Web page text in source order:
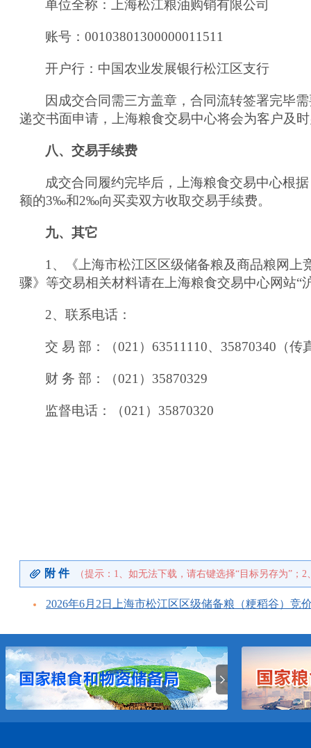
单位全称： 上海松江粮油购销有限公司
账号：00103801300000011511
开户行：中国农业发展银行松江区支行
因成交合同需三方盖章，合同流转签署完毕
递交书面申请，上海粮食交易中心将会为客户及
八、交易手续费
成交合同履约完毕后，上海粮食交易中心根
额的3‰和2‰向买卖双方收取交易手续费。
九、其它
1、《上海市松江区区级储备粮及商品粮网上
骤》 等交易相关材料请在上海粮食交易中心网站“
2、联系电话：
交 易 部：（021）63511110、35870340（传
财 务 部：（021）35870329
监督电话：（021）35870320
附 件 （提示：1、如无法下载，请右键选择“目标另存为”；
2026年6月2日上海市松江区区级储备粮（粳稻谷）竞